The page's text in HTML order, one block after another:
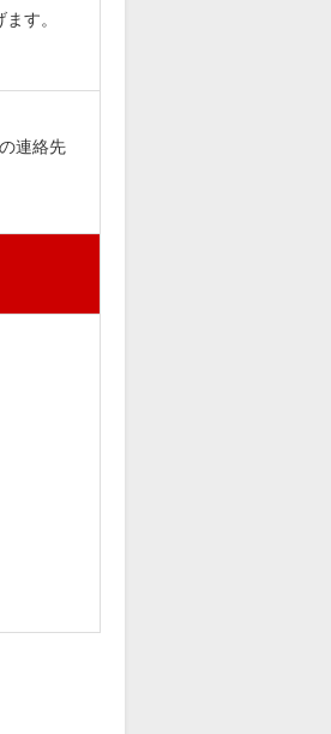
す。
連絡先